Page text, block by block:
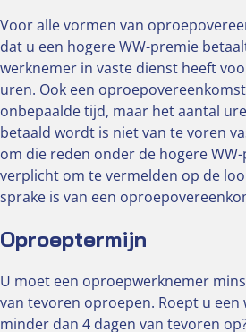
Voor alle vormen van
dat u een hogere WW-premie
werknemer in vaste dienst heeft
uren. Ook een
onbepaalde tijd, maar het aantal
betaald wordt is niet van te voren
om die reden onder de hogere
verplicht om te vermelden op de
sprake is van een
Oproeptermijn
U moet een oproepwerknemer
van tevoren oproepen. Roept u een
minder dan 4 dagen van tevoren